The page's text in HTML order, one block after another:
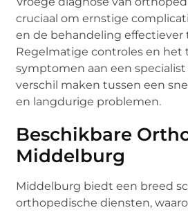
cruciaal om ernstige
en de behandeling effectiever
Regelmatige controles en het
symptomen aan een
verschil maken tussen een
en langdurige problemen.
Beschikbare
Middelburg
Middelburg biedt een breed
orthopedische diensten,